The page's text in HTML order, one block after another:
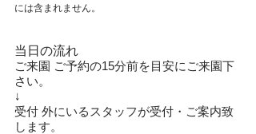
には含まれません。
当日の流れ
ご来園 ご予約の15分前を目安にご来園下
さい。
↓
受付 外にいるスタッフが受付・ご案内致
します。